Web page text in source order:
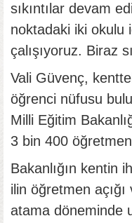
sıkıntılar devam
noktadaki iki okulu
çalışıyoruz. Biraz
Vali Güvenç,
öğrenci nüfusu
Milli Eğitim
3 bin 400
Bakanlığın kentin
ilin öğretmen
atama döneminde